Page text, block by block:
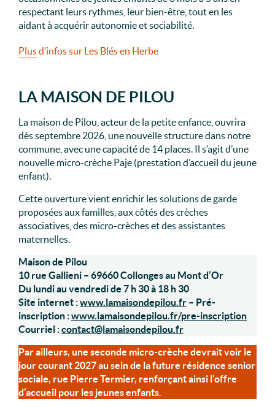
respectant leurs rythmes, leur bien-être, tout en les
aidant à acquérir autonomie et sociabilité.
Plus d’infos sur Les Blés en Herbe
LA MAISON DE PILOU
La maison de Pilou, acteur de la petite enfance, ouvrira
dès septembre 2026, une nouvelle structure dans notre
commune, avec une capacité de 14 places. Il s’agit d’une
nouvelle micro-crèche Paje (prestation d’accueil du jeune
enfant).
Cette ouverture vient enrichir les solutions de garde
proposées aux familles, aux côtés des crèches
associatives, des micro-crèches et des assistantes
maternelles.
Maison de Pilou
10 rue Gallieni – 69660 Collonges au Mont d’Or
Du lundi au vendredi de 7 h 30 à 18 h 30
Site internet :www.lamaisondepilou.fr – Pré-
inscription :www.lamaisondepilou.fr/pre-inscription
Courriel :contact@lamaisondepilou.fr
Par ailleurs, une seconde micro-crèche devrait voir le
jour courant 2027 au sein de la future résidence senior
sociale, rue Pierre Termier, renforçant ainsi l’offre
d’accueil pour les jeunes enfants.